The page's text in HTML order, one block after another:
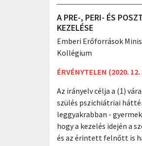
A PRE-, PERI- ÉS
KEZELÉSE
Emberi Erőforrások
Kollégium
ÉRVÉNYTELEN (2020. 12.
Az irányelv célja a (1)
szülés pszichiátriai
leggyakrabban -
hogy a kezelés idején a
és az érintett felnőtt is